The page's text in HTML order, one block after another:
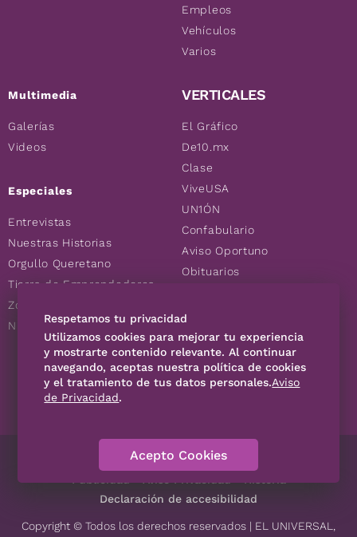
Multimedia
Galerías
Videos
Especiales
Entrevistas
Nuestras Historias
Orgullo Queretano
Tierra de Emprendedores
Zoociales
Nuevos Queretanos
Empleos
Vehículos
Varios
VERTICALES
El Gráfico
De10.mx
Clase
ViveUSA
UN1ÓN
Confabulario
Aviso Oportuno
Obituarios
Consultas
SÍGUENOS
Contáctanos Código de Ética
Declaración de accesibilidad
Copyright © Todos los derechos reservados | EL UNIVERSAL,
Respetamos tu privacidad
Utilizamos cookies para mejorar tu experiencia
y mostrarte contenido relevante. Al continuar
navegando, aceptas nuestra política de cookies
y el tratamiento de tus datos personales.Aviso
de Privacidad.
Acepto Cookies